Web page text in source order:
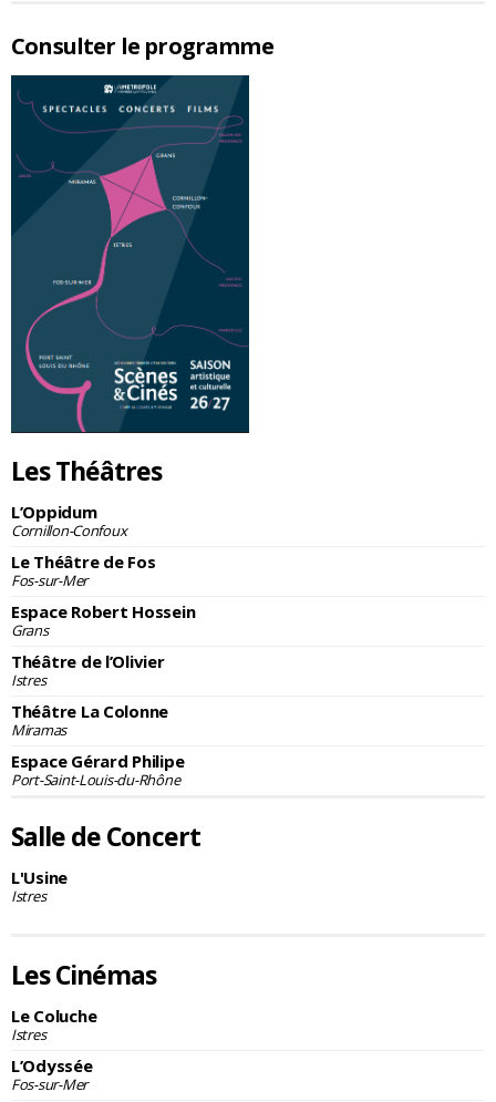
Consulter le programme
Les Théâtres
L’Oppidum
Cornillon-Confoux
Le Théâtre de Fos
Fos-sur-Mer
Espace Robert Hossein
Grans
Théâtre de l’Olivier
Istres
Théâtre La Colonne
Miramas
Espace Gérard Philipe
Port-Saint-Louis-du-Rhône
Salle de Concert
L'Usine
Istres
Les Cinémas
Le Coluche
Istres
L’Odyssée
Fos-sur-Mer